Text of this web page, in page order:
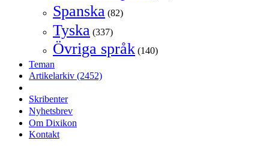
Spanska (82)
Tyska (337)
Övriga språk (140)
Teman
Artikelarkiv (2452)
Skribenter
Nyhetsbrev
Om Dixikon
Kontakt